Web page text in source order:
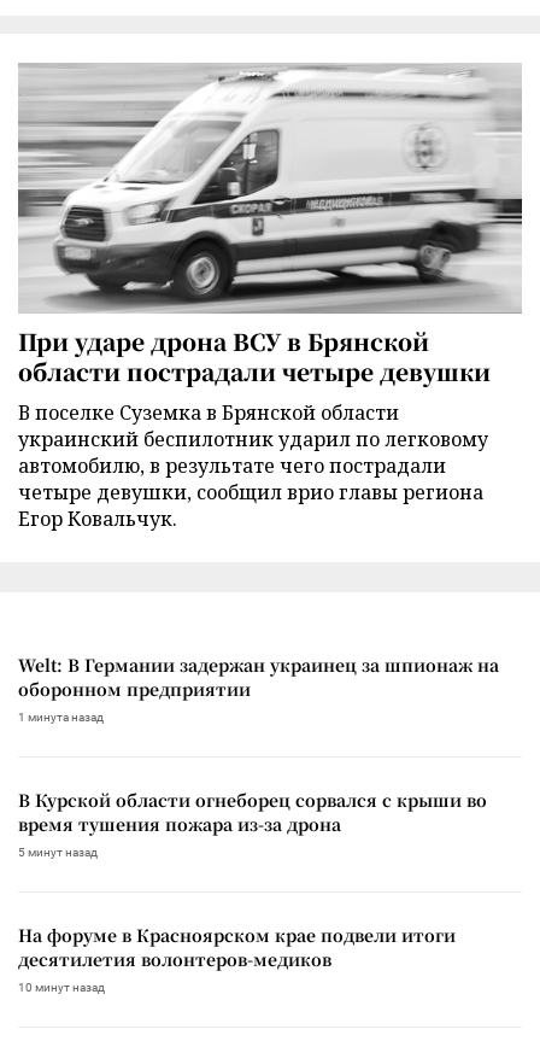
При ударе дрона ВСУ в Брянской
области пострадали четыре девушки
В поселке Суземка в Брянской области
украинский беспилотник ударил по легковому
автомобилю, в результате чего пострадали
четыре девушки, сообщил врио главы региона
Егор Ковальчук.
Welt: В Германии задержан украинец за шпионаж на
оборонном предприятии
1 минута назад
В Курской области огнеборец сорвался с крыши во
время тушения пожара из-за дрона
5 минут назад
На форуме в Красноярском крае подвели итоги
десятилетия волонтеров-медиков
10 минут назад